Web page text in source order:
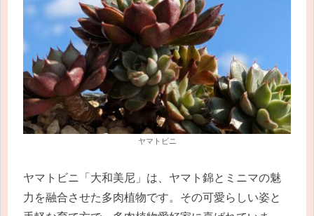
ヤマトビニ
ヤマトビニ「大和美尼」は、ヤマト錦とミニマの魅
力を融合させた多肉植物です。その可愛らしい姿と